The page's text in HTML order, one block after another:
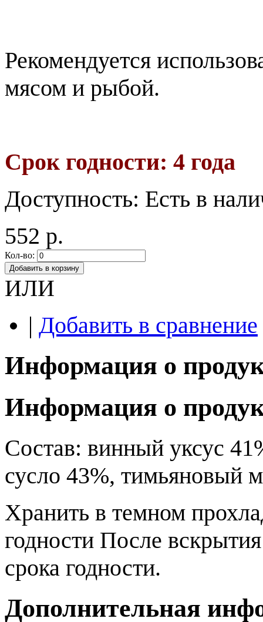
Рекомендуется
мясом и рыбой.
Срок годности: 4 года
Доступность: Есть в
552 р.
Кол-во:
Добавить в корзину
ИЛИ
| Добавить в сравнение
Информация о
Информация о
Состав: винный уксус
сусло 43%, тимьяновый
Хранить в темном
годности После
срока годности.
Дополнительная